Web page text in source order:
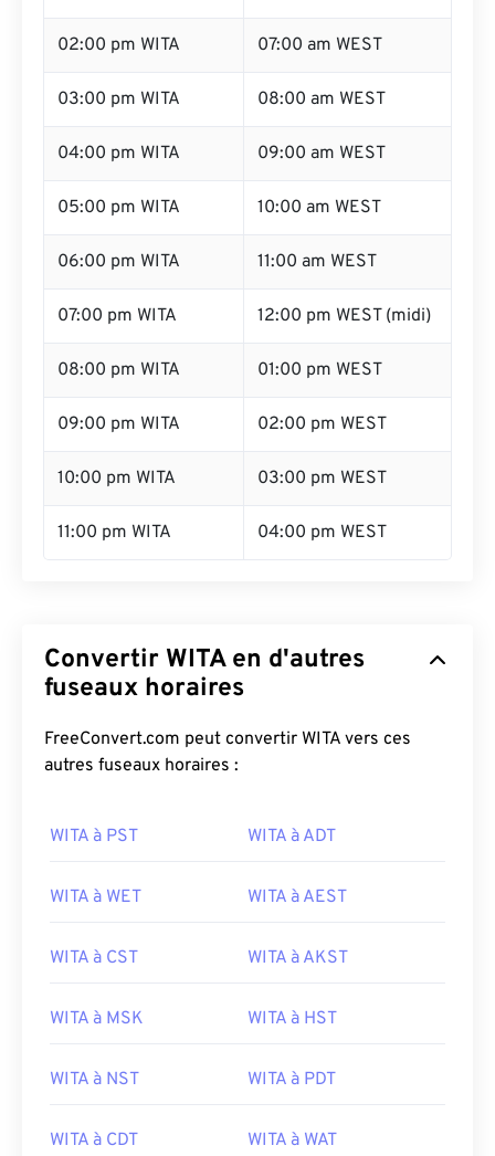
02:00 pm WITA 07:00 am WEST
03:00 pm WITA 08:00 am WEST
04:00 pm WITA 09:00 am WEST
05:00 pm WITA 10:00 am WEST
06:00 pm WITA 11:00 am WEST
07:00 pm WITA 12:00 pm WEST (midi)
08:00 pm WITA 01:00 pm WEST
09:00 pm WITA 02:00 pm WEST
10:00 pm WITA 03:00 pm WEST
11:00 pm WITA 04:00 pm WEST
Convertir WITA en d'autres
fuseaux horaires
FreeConvert.com peut convertir WITA vers ces
autres fuseaux horaires :
WITA à PST WITA à ADT
WITA à WET WITA à AEST
WITA à CST WITA à AKST
WITA à MSK WITA à HST
WITA à NST WITA à PDT
WITA à CDT WITA à WAT